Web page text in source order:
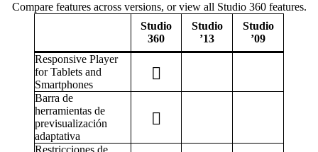
Compare features across versions, or view all Studio 360 features.
Studio
360
Studio
’13
Studio
’09
Responsive Player
for Tablets and
Smartphones
Barra de
herramientas de
previsualización
adaptativa
Restricciones de